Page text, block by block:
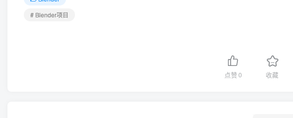
# Blender项目
点赞0 收藏